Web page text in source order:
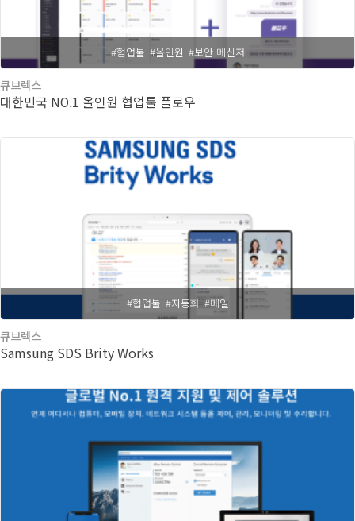
#혐업툴 #올인원 #보안 메신저
큐브렉스
대한민국 NO.1 올인원 협업툴 플로우
#협업툴 #자동화 #메일
큐브렉스
Samsung SDS Brity Works